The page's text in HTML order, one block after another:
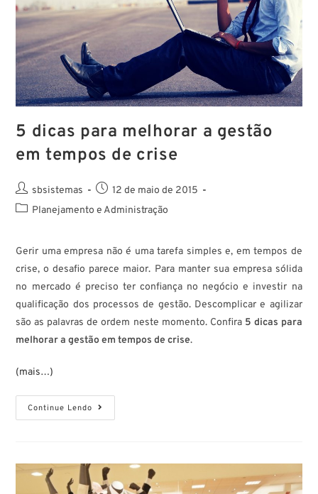
5 dicas para melhorar a gestão
em tempos de crise
sbsistemas
12 de maio de 2015
Planejamento e Administração
Gerir uma empresa não é uma tarefa simples e, em tempos de
crise, o desafio parece maior. Para manter sua empresa sólida
no mercado é preciso ter confiança no negócio e investir na
qualificação dos processos de gestão. Descomplicar e agilizar
são as palavras de ordem neste momento. Confira 5 dicas para
melhorar a gestão em tempos de crise.
(mais…)
Continue Lendo